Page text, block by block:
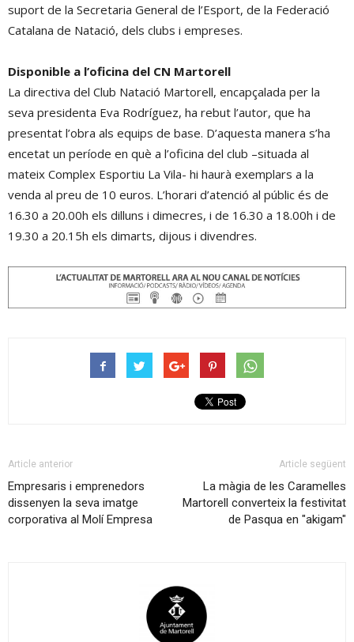
suport de la Secretaria General de l’Esport, de la Federació
Catalana de Natació, dels clubs i empreses.
Disponible a l’oficina del CN Martorell
La directiva del Club Natació Martorell, encapçalada per la
seva presidenta Eva Rodríguez, ha rebut l’autor, que ha
presentat l’obra als equips de base. D’aquesta manera s’ha
encetat un període en què a l’oficina del club –situada al
mateix Complex Esportiu La Vila- hi haurà exemplars a la
venda al preu de 10 euros. L’horari d’atenció al públic és de
16.30 a 20.00h els dilluns i dimecres, i de 16.30 a 18.00h i de
19.30 a 20.15h els dimarts, dijous i divendres.
Article anterior
Empresaris i emprenedors
dissenyen la seva imatge
corporativa al Molí Empresa
Article següent
La màgia de les Caramelles
Martorell converteix la festivitat
de Pasqua en "akigam"